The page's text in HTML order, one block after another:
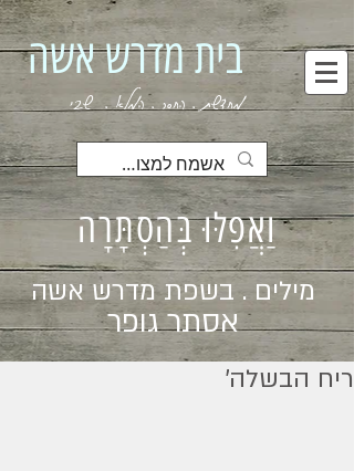
בית מדרש אשה
מחדשת . החסר . המלא . שבי
וַאֲפִלּוּ בְּהַסְתָּרָה
מילים . בשפת מדרש אשה
אסתר גופר
ריח הבשלה׳